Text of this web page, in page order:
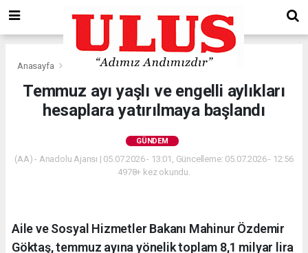
Anasayfa Gündem
Temmuz ayı yaşlı ve engelli aylıkları
hesaplara yatırılmaya başlandı
GÜNDEM
(AA) - Anadolu Ajansı | 05.07.2026 - 13:01, Güncelleme: 05.07.2026 - 12:56
4978+ kez okundu.
Aile ve Sosyal Hizmetler Bakanı Mahinur Özdemir
Göktaş, temmuz ayına yönelik toplam 8,1 milyar lira